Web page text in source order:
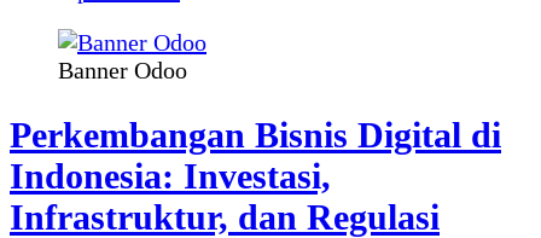
Banner Odoo
Perkembangan Bisnis Digital di
Indonesia: Investasi,
Infrastruktur, dan Regulasi